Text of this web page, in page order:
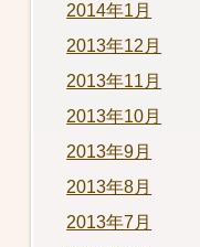
2014年1月
2013年12月
2013年11月
2013年10月
2013年9月
2013年8月
2013年7月